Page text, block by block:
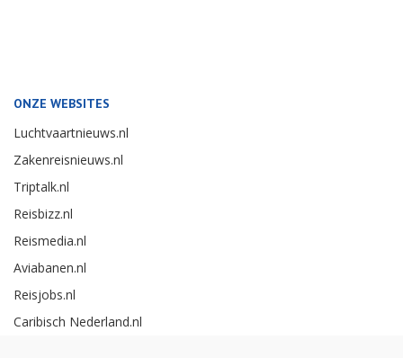
ONZE WEBSITES
Luchtvaartnieuws.nl
Zakenreisnieuws.nl
Triptalk.nl
Reisbizz.nl
Reismedia.nl
Aviabanen.nl
Reisjobs.nl
Caribisch Nederland.nl